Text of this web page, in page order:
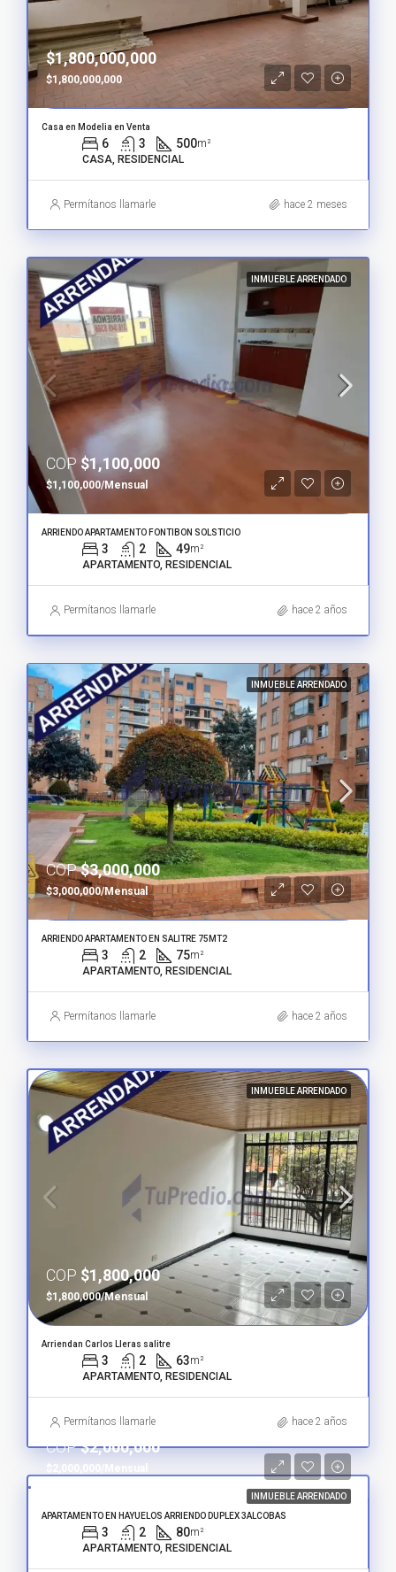
$1,800,000,000
$1,800,000,000
Casa en Modelia en Venta
6 3 500m²
CASA, RESIDENCIAL
Permítanos llamarle hace 2 meses
INMUEBLE ARRENDADO
COP $1,100,000
$1,100,000/Mensual
ARRIENDO APARTAMENTO FONTIBON SOLSTICIO
3 2 49m²
APARTAMENTO, RESIDENCIAL
Permítanos llamarle hace 2 años
INMUEBLE ARRENDADO
COP$3,000,000
$3,000,000/Mensual
ARRIENDO APARTAMENTO EN SALITRE 75MT2
3 2 75m²
APARTAMENTO, RESIDENCIAL
Permítanos llamarle hace 2 años
INMUEBLE ARRENDADO
COP $1,800,000
$1,800,000/Mensual
Arriendan Carlos Lleras salitre
3 2 63m²
APARTAMENTO, RESIDENCIAL
Permítanos llamarle hace 2 años
INMUEBLE ARRENDADO
COP$2,000,000
APARTAMENTO EN HAYUELOS ARRIENDO DUPLEX 3ALCOBAS
3 2 80m²
APARTAMENTO, RESIDENCIAL